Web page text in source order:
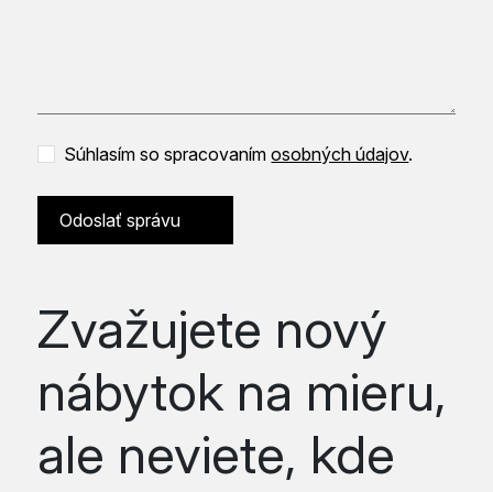
Súhlasím so spracovanímosobných údajov.
Odoslať správu
Zvažujete nový
nábytok na mieru,
ale neviete, kde